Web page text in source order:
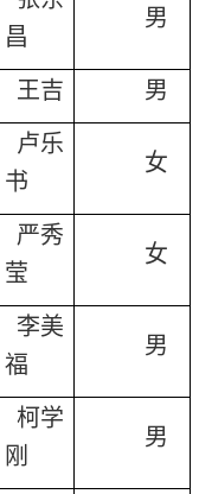
昌
男
王吉 男
卢乐
书
女
严秀
莹
女
李美
福
男
柯学
刚
男